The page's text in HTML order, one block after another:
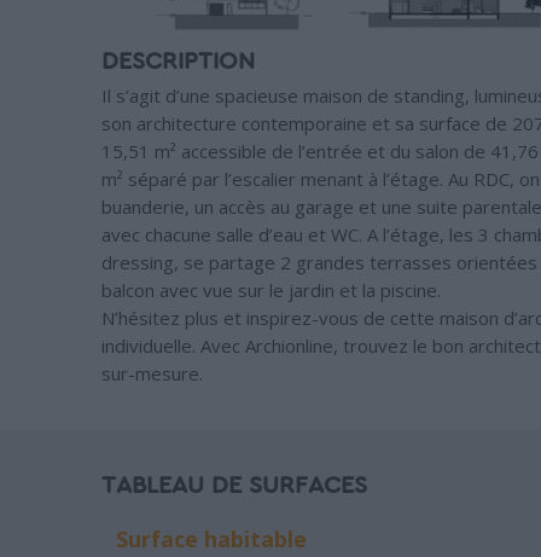
DESCRIPTION
Il s’agit d’une spacieuse maison de standing,
son architecture contemporaine et sa surface de
15,51 m² accessible de l’entrée et du salon de
m² séparé par l’escalier menant à l’étage. Au
buanderie, un accès au garage et une suite
avec chacune salle d’eau et WC. A l’étage, les 3
dressing, se partage 2 grandes terrasses orientées
balcon avec vue sur le jardin et la piscine.
N’hésitez plus et inspirez-vous de cette maison
individuelle. Avec Archionline, trouvez le bon
sur-mesure.
TABLEAU DE SURFACES
Surface habitable